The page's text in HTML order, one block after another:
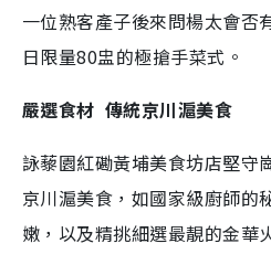
一位熟客產子後來問楊太會否
日限量80盅的極搶手菜式。
嚴選食材 傳統京川滬美食
詠藜園紅磡黃埔美食坊店堅守
京川滬美食，如國家級廚師的
嫩，以及精挑細選最靚的金華